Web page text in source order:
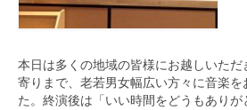
本日は多くの地域の皆様にお越しいただ
寄りまで、 老若男女幅広い方々に音楽を
た。終演後は「いい時間をどうもありが